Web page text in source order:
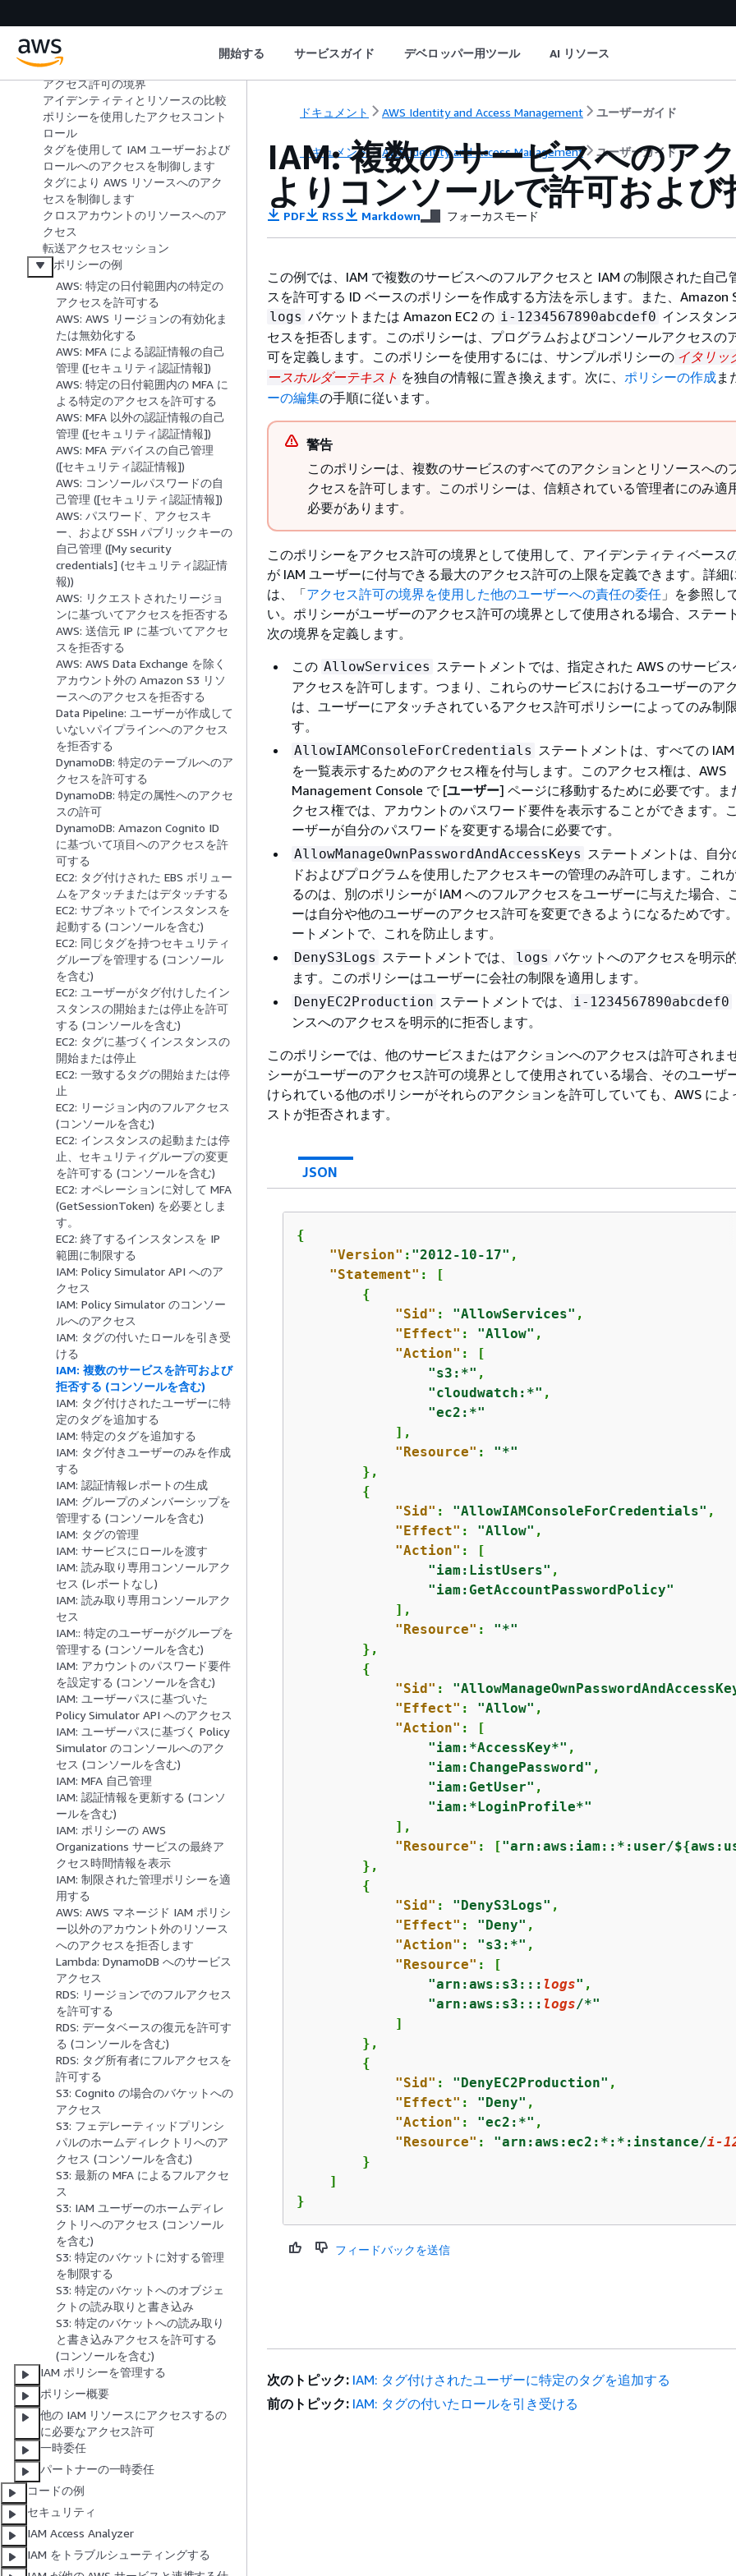
開始する サービスガイド デベロッパー用ツール AI リソース
ー
データ境界
アクセス許可の境界
アイデンティティとリソースの比較
ポリシーを使用したアクセスコント
ロール
タグを使用して IAM ユーザーおよび
ロールへのアクセスを制御します
タグにより AWS リソースへのアク
セスを制御します
クロスアカウントのリソースへのア
クセス
転送アクセスセッション
ポリシーの例
AWS: 特定の日付範囲内の特定の
アクセスを許可する
AWS: AWS リージョンの有効化ま
たは無効化する
AWS: MFA による認証情報の自己
管理 ([セキュリティ認証情報])
AWS: 特定の日付範囲内の MFA に
よる特定のアクセスを許可する
AWS: MFA 以外の認証情報の自己
管理 ([セキュリティ認証情報])
AWS: MFA デバイスの自己管理
([セキュリティ認証情報])
AWS: コンソールパスワードの自
己管理 ([セキュリティ認証情報])
AWS: パスワード、アクセスキ
ー、および SSH パブリックキーの
自己管理 ([My security
credentials] (セキュリティ認証情
報))
AWS: リクエストされたリージョ
ンに基づいてアクセスを拒否する
AWS: 送信元 IP に基づいてアクセ
スを拒否する
AWS: AWS Data Exchange を除く
アカウント外の Amazon S3 リソ
ースへのアクセスを拒否する
Data Pipeline: ユーザーが作成して
いないパイプラインへのアクセス
を拒否する
DynamoDB: 特定のテーブルへのア
クセスを許可する
DynamoDB: 特定の属性へのアクセ
スの許可
DynamoDB: Amazon Cognito ID
に基づいて項目へのアクセスを許
可する
EC2: タグ付けされた EBS ボリュー
ムをアタッチまたはデタッチする
EC2: サブネットでインスタンスを
起動する (コンソールを含む)
EC2: 同じタグを持つセキュリティ
グループを管理する (コンソール
を含む)
EC2: ユーザーがタグ付けしたイン
スタンスの開始または停止を許可
する (コンソールを含む)
EC2: タグに基づくインスタンスの
開始または停止
EC2: 一致するタグの開始または停
止
EC2: リージョン内のフルアクセス
(コンソールを含む)
EC2: インスタンスの起動または停
止、セキュリティグループの変更
を許可する (コンソールを含む)
EC2: オペレーションに対して MFA
(GetSessionToken) を必要としま
す。
EC2: 終了するインスタンスを IP
範囲に制限する
IAM: Policy Simulator API へのア
クセス
IAM: Policy Simulator のコンソー
ルへのアクセス
IAM: タグの付いたロールを引き受
ける
IAM: 複数のサービスを許可および
拒否する (コンソールを含む)
IAM: タグ付けされたユーザーに特
定のタグを追加する
IAM: 特定のタグを追加する
IAM: タグ付きユーザーのみを作成
する
IAM: 認証情報レポートの生成
IAM: グループのメンバーシップを
管理する (コンソールを含む)
IAM: タグの管理
IAM: サービスにロールを渡す
IAM: 読み取り専用コンソールアク
セス (レポートなし)
IAM: 読み取り専用コンソールアク
セス
IAM:: 特定のユーザーがグループを
管理する (コンソールを含む)
IAM: アカウントのパスワード要件
を設定する (コンソールを含む)
IAM: ユーザーパスに基づいた
Policy Simulator API へのアクセス
IAM: ユーザーパスに基づく Policy
Simulator のコンソールへのアク
セス (コンソールを含む)
IAM: MFA 自己管理
IAM: 認証情報を更新する (コンソ
ールを含む)
IAM: ポリシーの AWS
Organizations サービスの最終ア
クセス時間情報を表示
IAM: 制限された管理ポリシーを適
用する
AWS: AWS マネージド IAM ポリシ
ー以外のアカウント外のリソース
へのアクセスを拒否します
Lambda: DynamoDB へのサービス
アクセス
RDS: リージョンでのフルアクセス
を許可する
RDS: データベースの復元を許可す
る (コンソールを含む)
RDS: タグ所有者にフルアクセスを
許可する
S3: Cognito の場合のバケットへの
アクセス
S3: フェデレーティッドプリンシ
パルのホームディレクトリへのア
クセス (コンソールを含む)
S3: 最新の MFA によるフルアクセ
ス
S3: IAM ユーザーのホームディレ
クトリへのアクセス (コンソール
を含む)
S3: 特定のバケットに対する管理
を制限する
S3: 特定のバケットへのオブジェ
クトの読み取りと書き込み
S3: 特定のバケットへの読み取り
と書き込みアクセスを許可する
(コンソールを含む)
IAM ポリシーを管理する
ポリシー概要
他の IAM リソースにアクセスするの
に必要なアクセス許可
一時委任
パートナーの一時委任
コードの例
セキュリティ
IAM Access Analyzer
IAM をトラブルシューティングする
ドキュメント AWS Identity and Access Management ユーザーガイド
ドキュメント AWS Identity and Access Management ユーザーガイド
IAM: 複数のサービスへのア
よりコンソールで許可および
PDF RSS Markdown フォーカスモード
この例では、IAM で複数のサービスへのフルアクセスと IAM の制限された自己
スを許可する ID ベースのポリシーを作成する方法を示します。また、Amazon
logs バケットまたは Amazon EC2 の i-1234567890abcdef0 インスタン
セスを拒否します。このポリシーは、プログラムおよびコンソールアクセスの
可を定義します。このポリシーを使用するには、サンプルポリシーの イタリッ
ースホルダーテキスト を独自の情報に置き換えます。次に、 ポリシーの作成ま
ーの編集の手順に従います。
警告
このポリシーは、複数のサービスのすべてのアクションとリソースへの
クセスを許可します。このポリシーは、信頼されている管理者にのみ適
必要があります。
このポリシーをアクセス許可の境界として使用して、アイデンティティベース
が IAM ユーザーに付与できる最大のアクセス許可の上限を定義できます。詳細
は、「アクセス許可の境界を使用した他のユーザーへの責任の委任 」を参照し
い。ポリシーがユーザーのアクセス許可の境界として使用される場合、ステー
次の境界を定義します。
この AllowServices ステートメントでは、指定された AWS のサービ
アクセスを許可します。つまり、これらのサービスにおけるユーザーのア
は、ユーザーにアタッチされているアクセス許可ポリシーによってのみ制
す。
AllowIAMConsoleForCredentials ステートメントは、すべての
を一覧表示するためのアクセス権を付与します。このアクセス権は、AWS
Management Console で [ユーザー] ページに移動するために必要です。ま
クセス権では、アカウントのパスワード要件を表示することができます。
ーザーが自分のパスワードを変更する場合に必要です。
AllowManageOwnPasswordAndAccessKeys ステートメントは、自分
ドおよびプログラムを使用したアクセスキーの管理のみ許可します。これ
るのは、別のポリシーが IAM へのフルアクセスをユーザーに与えた場合、
ーは自分や他のユーザーのアクセス許可を変更できるようになるためです
ートメントで、これを防止します。
DenyS3Logs ステートメントでは、 logs バケットへのアクセスを明示
ます。このポリシーはユーザーに会社の制限を適用します。
DenyEC2Production ステートメントでは、 i-1234567890abcdef0
ンスへのアクセスを明示的に拒否します。
このポリシーでは、他のサービスまたはアクションへのアクセスは許可されま
シーがユーザーのアクセス許可の境界として使用されている場合、そのユーザ
けられている他のポリシーがそれらのアクションを許可していても、AWS によ
ストが拒否されます。
JSON
{
"Version" : "2012-10-17" ,
"Statement" : [
{
"Sid" : "AllowServices" ,
"Effect" : "Allow" ,
"Action" : [
"s3:*" ,
"cloudwatch:*" ,
"ec2:*"
            ],
"Resource" : "*"
        },
{
"Sid" : "AllowIAMConsoleForCredentials" ,
"Effect" : "Allow" ,
"Action" : [
"iam:ListUsers" ,
"iam:GetAccountPasswordPolicy"
            ],
"Resource" : "*"
        },
{
"Sid" :
"Effect" : "Allow" ,
"Action" : [
"iam:*AccessKey*" ,
"iam:ChangePassword" ,
"iam:GetUser" ,
"iam:*LoginProfile*"
            ],
"Resource" : ["arn:aws:iam::*:user/${
        },
{
"Sid" : "DenyS3Logs" ,
"Effect" : "Deny" ,
"Action" : "s3:*" ,
"Resource" : [
"arn:aws:s3::: logs" ,
"arn:aws:s3::: logs/*"
            ]
        },
{
"Sid" : "DenyEC2Production" ,
"Effect" : "Deny" ,
"Action" : "ec2:*" ,
"Resource" : "arn:aws:ec2:*:*:instance/i-
        }
    ]
}
フィードバックを送信
次のトピック: IAM: タグ付けされたユーザーに特定のタグを追加する
前のトピック: IAM: タグの付いたロールを引き受ける